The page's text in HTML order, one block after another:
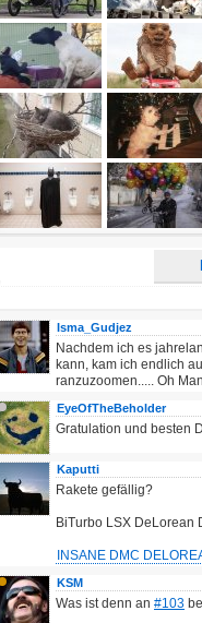
E-Mail-Adresse (optional):
Kommentar:
Alle HTML-Tags außer <br>, <strike>
URLs werden automatisch
Ich möchte eine E-Mail, wenn
Ich möchte eine E-Mail,
Isma_Gudjez
Nachdem ich es
kann, kam ich endlich
ranzuzoomen..... Oh
EyeOfTheBeholder
Gratulation und besten
Kaputti
Rakete gefällig?
BiTurbo LSX DeLorean
INSANE DMC
KSM
Was ist denn an #103